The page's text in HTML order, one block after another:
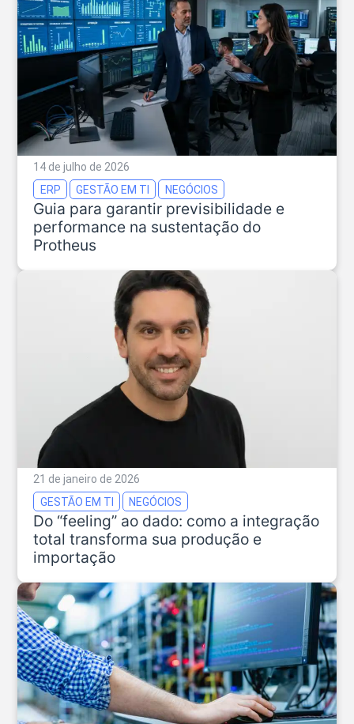
14 de julho de 2026
ERP
GESTÃO EM TI NEGÓCIOS
Guia para garantir previsibilidade e
performance na sustentação do
Protheus
21 de janeiro de 2026
GESTÃO EM TI
NEGÓCIOS
Do “feeling” ao dado: como a integração
total transforma sua produção e
importação